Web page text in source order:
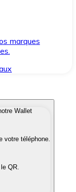
marques
intéressent
monnaie
Wallet
votre téléphone.
QR.